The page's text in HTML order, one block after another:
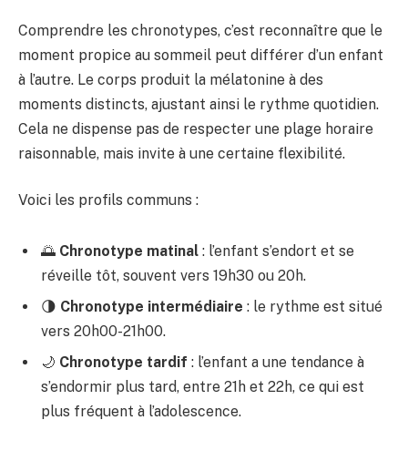
Comprendre les chronotypes, c’est reconnaître que le
moment propice au sommeil peut différer d’un enfant
à l’autre. Le corps produit la mélatonine à des
moments distincts, ajustant ainsi le rythme quotidien.
Cela ne dispense pas de respecter une plage horaire
raisonnable, mais invite à une certaine flexibilité.
Voici les profils communs :
🌅 Chronotype matinal : l’enfant s’endort et se
réveille tôt, souvent vers 19h30 ou 20h.
🌗 Chronotype intermédiaire : le rythme est situé
vers 20h00-21h00.
🌙 Chronotype tardif : l’enfant a une tendance à
s’endormir plus tard, entre 21h et 22h, ce qui est
plus fréquent à l’adolescence.